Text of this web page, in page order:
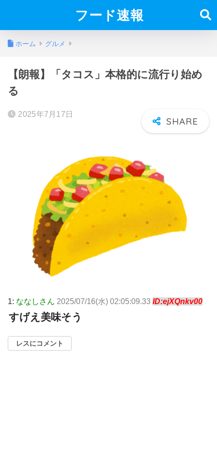
フード速報
ホーム グルメ
【朗報】「タコス」本格的に流行り始め
る
2025年7月17日
1: ななしさん 2025/07/16(水) 02:05:09.33 ID:ejXQnkv00
すげえ美味そう
レスにコメント